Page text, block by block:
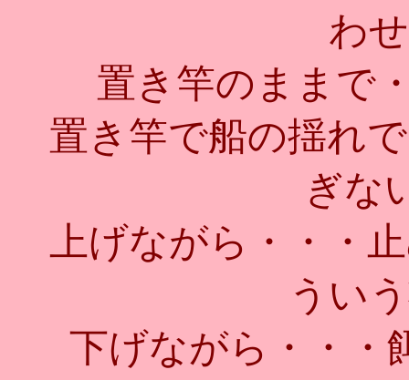
わ
置き竿のままで
置き竿で船の揺れ
ぎな
上げながら・・・
うい
下げながら・・・